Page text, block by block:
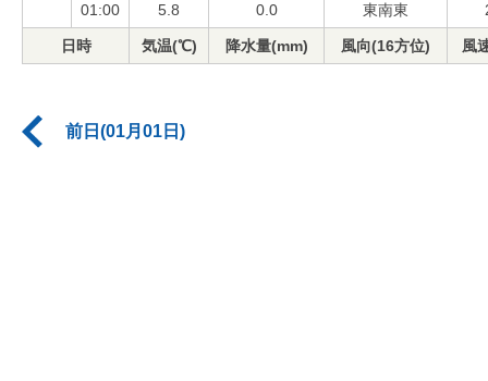
01:00 5.8 0.0 東南東
日時 気温(℃) 降水量(mm) 風向(16方位) 風
前日(01月01日)